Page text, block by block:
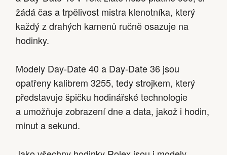
žádá čas a trpělivost mistra klenotníka, který
každý z drahých kamenů ručně osazuje na
hodinky.
Modely Day-Date 40 a Day-Date 36 jsou
opatřeny kalibrem 3255, tedy strojkem, který
představuje špičku hodinářské technologie
a umožňuje zobrazení dne a data, jakož i hodin,
minut a sekund.